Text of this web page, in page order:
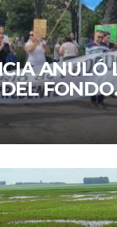
ANULÓ
FONDO
A
DE LA
DEL